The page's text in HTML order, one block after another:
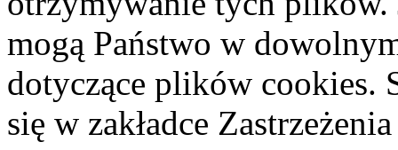
mogą Państwo w
dotyczące plików cookies.
się w zakładce